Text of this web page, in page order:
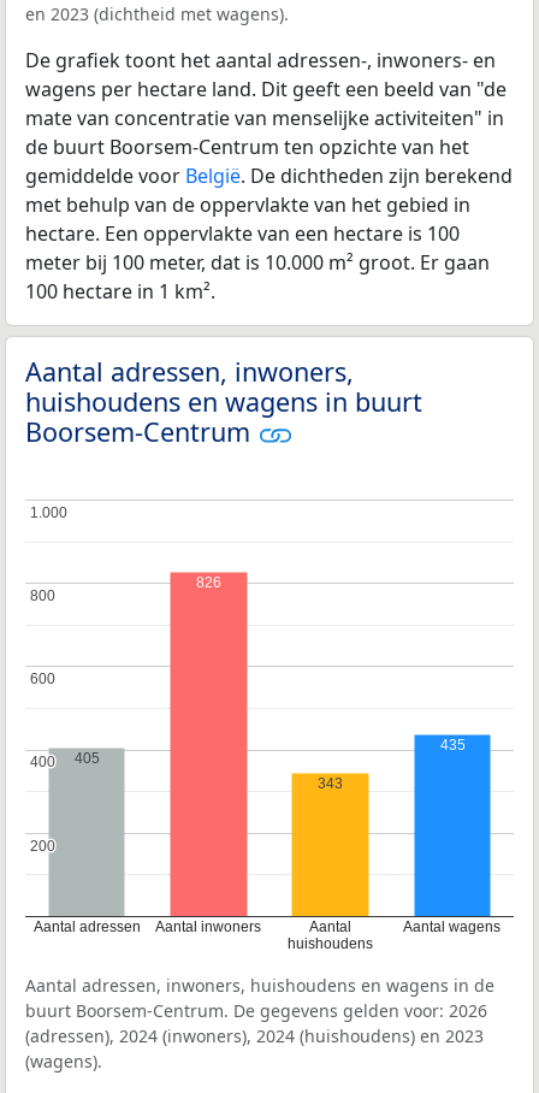
en 2023 (dichtheid met wagens).
De grafiek toont het aantal adressen-, inwoners- en
wagens per hectare land. Dit geeft een beeld van "de
mate van concentratie van menselijke activiteiten" in
de buurt Boorsem-Centrum ten opzichte van het
gemiddelde voor België. De dichtheden zijn berekend
met behulp van de oppervlakte van het gebied in
hectare. Een oppervlakte van een hectare is 100
meter bij 100 meter, dat is 10.000 m² groot. Er gaan
100 hectare in 1 km².
Aantal adressen, inwoners,
huishoudens en wagens in buurt
Boorsem-Centrum
Aantal adressen Aantal inwoners
Aantal
huishoudens
Aantal wagens
200
200
400
400
600
600
800
800
1.000
1.000
405
826
343
435
Aantal adressen, inwoners, huishoudens en wagens in de
buurt Boorsem-Centrum. De gegevens gelden voor: 2026
(adressen), 2024 (inwoners), 2024 (huishoudens) en 2023
(wagens).